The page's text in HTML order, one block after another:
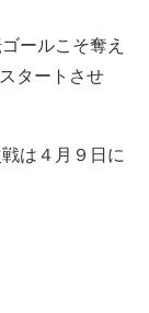
ールこそ奪え
タートさせ
は４月９日に